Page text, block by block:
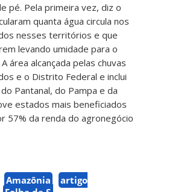
pé. Pela primeira vez, diz o
quanta água circula nos
nesses territórios e que
levando umidade para o
área alcançada pelas chuvas
e o Distrito Federal e inclui
Pantanal, do Pampa e da
estados mais beneficiados
57% da renda do agronegócio
Amazônia
artigo